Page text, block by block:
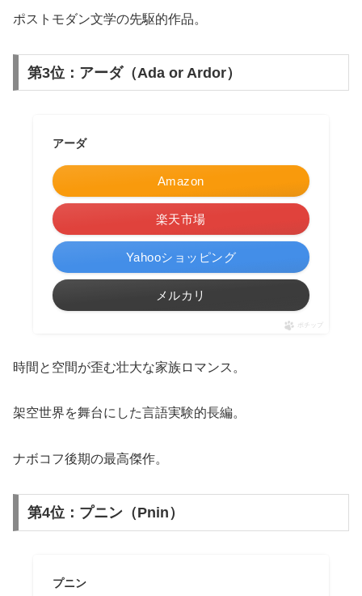
ポストモダン文学の先駆的作品。
第3位：アーダ（Ada or Ardor）
アーダ
Amazon
楽天市場
Yahooショッピング
メルカリ
ポチップ
時間と空間が歪む壮大な家族ロマンス。
架空世界を舞台にした言語実験的長編。
ナボコフ後期の最高傑作。
第4位：プニン（Pnin）
プニン